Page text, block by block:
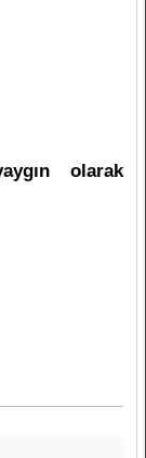
olarak